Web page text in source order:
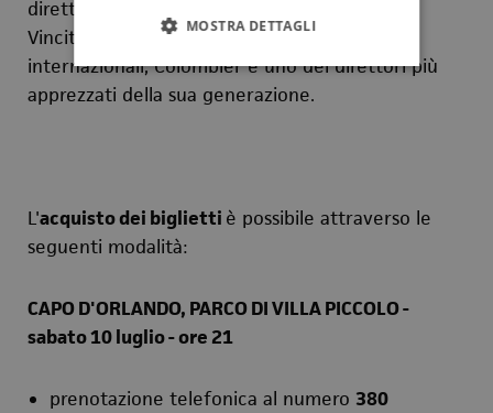
direttore della storia di questa istituzione.
Vincitore di numerosi concorsi nazionali e
internazionali, Colombier è uno dei direttori più
apprezzati della sua generazione.
L'acquisto dei biglietti è possibile attraverso le
seguenti modalità:
CAPO D'ORLANDO, PARCO DI VILLA PICCOLO -
sabato 10 luglio - ore 21
prenotazione telefonica al numero 380
MOSTRA DETTAGLI